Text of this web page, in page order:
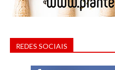
REDES SOCIAIS